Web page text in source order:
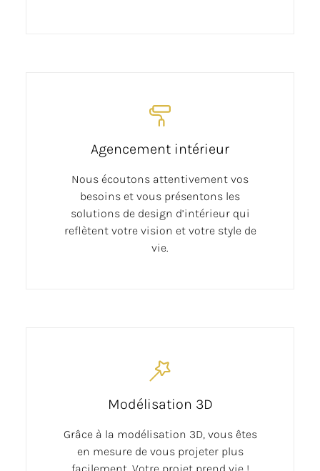
Agencement intérieur
Nous écoutons attentivement vos
besoins et vous présentons les
solutions de design d’intérieur qui
reflètent votre vision et votre style de
vie.
Modélisation 3D
Grâce à la modélisation 3D, vous êtes
en mesure de vous projeter plus